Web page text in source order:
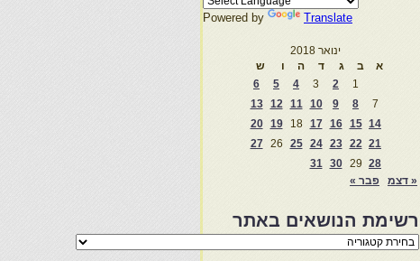
Powered by Translate
ינואר 2018
א
ב ג ד ה ו
ש
1
2
3
4
5
6
7
8
9
10
11
12
13
14
15
16
17
18
19
20
21
22
23
24
25
26
27
28
29
30
31
« דצמ
פבר »
רשימת הנושאים באתר
רשימת
הנושאים